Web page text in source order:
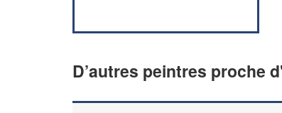
D’autres peintres proche